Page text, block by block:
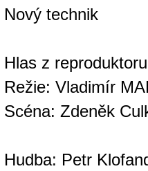
Nový technik
Hlas z
Režie: Vladimír
Scéna: Zdeněk
Hudba: Petr